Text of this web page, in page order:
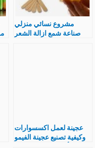
مشروع نسائي منزلي
صناعة شمع ازالة الشعر
عجينة لعمل اكسسوارات
وكيفية تصنيع عجينة الفيمو